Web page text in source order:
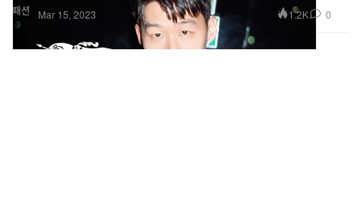
패션 Mar 15, 2023 1.2K 0